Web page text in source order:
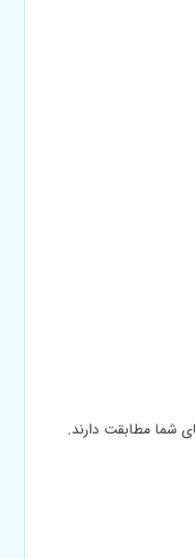
شما مطابقت دارند.